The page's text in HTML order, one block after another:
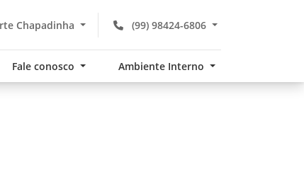
(99) 98424-6806
Chapadinha
Fale conosco Ambiente Interno